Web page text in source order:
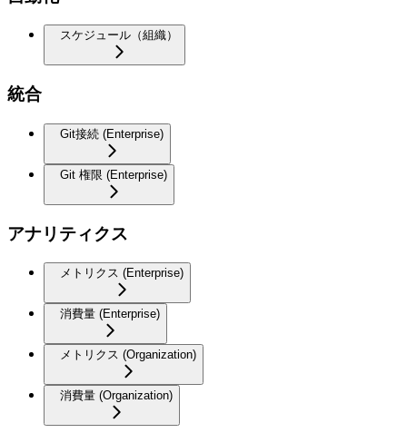
スケジュール（組織）
統合
Git接続 (Enterprise)
Git 権限 (Enterprise)
アナリティクス
メトリクス (Enterprise)
消費量 (Enterprise)
メトリクス (Organization)
消費量 (Organization)